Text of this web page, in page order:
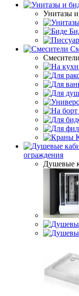
Унитазы
Смесители
ограждения
Душевые